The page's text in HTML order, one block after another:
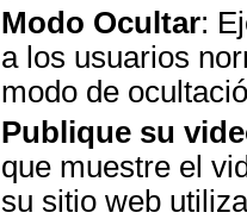
Modo Ocultar:
a los usuarios
modo de
Publique su
que muestre el
su sitio web